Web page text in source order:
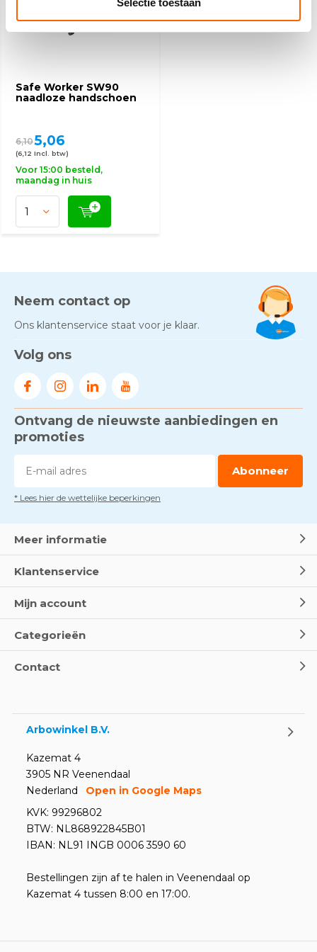
Selectie toestaan
Safe Worker SW90
naadloze handschoen
6,105,06
(6,12 Incl. btw)
Voor 15:00 besteld,
maandag in huis
Neem contact op
Ons klantenservice staat voor je klaar.
Volg ons
Ontvang de nieuwste aanbiedingen en
promoties
Abonneer
* Lees hier de wettelijke beperkingen
Meer informatie
Klantenservice
Mijn account
Categorieën
Contact
Arbowinkel B.V.
Kazemat 4
3905 NR Veenendaal
Nederland
Open in Google Maps
KVK: 99296802
BTW: NL868922845B01
IBAN: NL91 INGB 0006 3590 60
Bestellingen zijn af te halen in Veenendaal op
Kazemat 4 tussen 8:00 en 17:00.